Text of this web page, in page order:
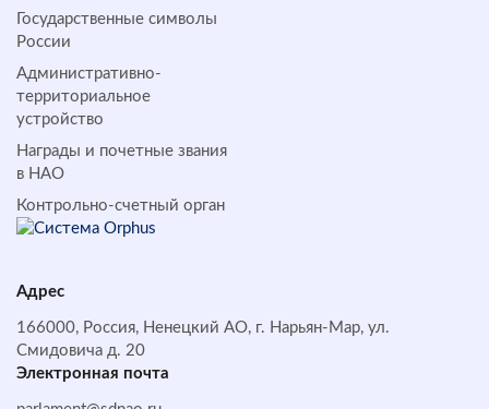
Государственные символы
России
Административно-
территориальное
устройство
Награды и почетные звания
в НАО
Контрольно-счетный орган
Адрес
166000, Россия, Ненецкий АО, г. Нарьян-Мар, ул.
Смидовича д. 20
Электронная почта